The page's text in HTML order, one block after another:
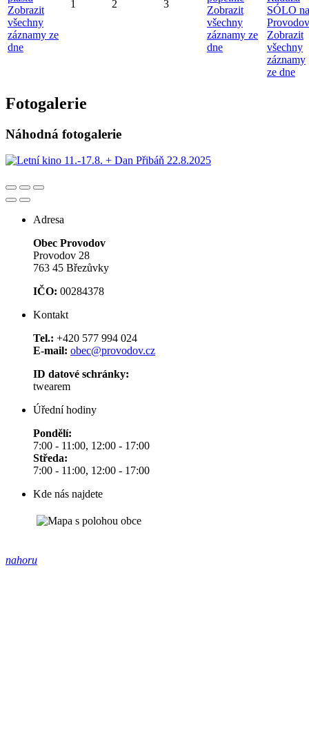
Zobrazit
všechny
záznamy ze
dne
1 2 3
Zobrazit
všechny
záznamy ze
dne
SÓLO na
Zobrazit
všechny
záznamy
ze dne
Fotogalerie
Náhodná fotogalerie
Adresa
Obec Provodov
Provodov 28
763 45 Březůvky
IČO: 00284378
Kontakt
Tel.: +420 577 994 024
E-mail: obec@provodov.cz
ID datové schránky:
twearem
Úřední hodiny
Pondělí:
7:00 - 11:00, 12:00 - 17:00
Středa:
7:00 - 11:00, 12:00 - 17:00
Kde nás najdete
nahoru